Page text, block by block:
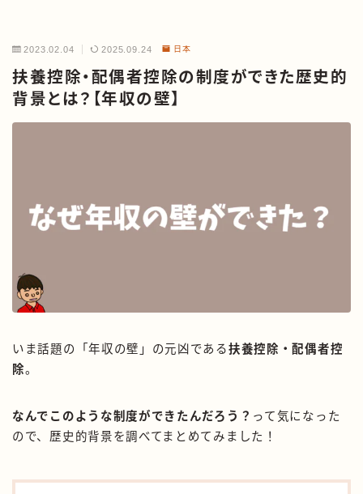
2023.02.04 2025.09.24 日本
扶養控除・配偶者控除の制度ができた歴史的
背景とは？【年収の壁】
いま話題の「年収の壁」の元凶である扶養控除・配偶者控
除。
なんでこのような制度ができたんだろう？ って気になった
ので、歴史的背景を調べてまとめてみました！